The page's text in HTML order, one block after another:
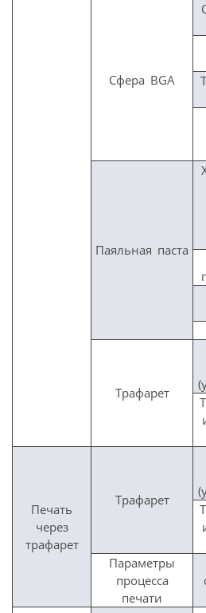
Сфера BGA
Паяльная паста
Трафарет
Печать
через
трафарет
Трафарет
Параметры
процесса
печати